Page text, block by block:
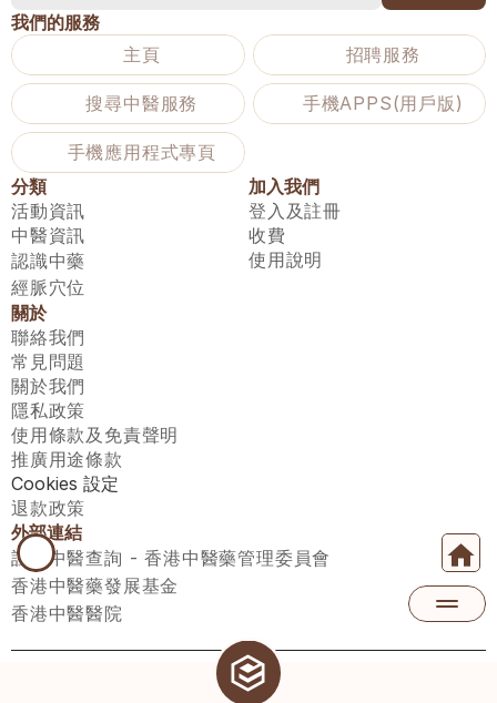
我們的服務
主頁
招聘服務
搜尋中醫服務 手機APPS(用戶版)
手機應用程式專頁
分類
活動資訊
中醫資訊
認識中藥
經脈穴位
加入我們
登入及註冊
收費
使用說明
關於
聯絡我們
常見問題
關於我們
隱私政策
使用條款及免責聲明
推廣用途條款
Cookies 設定
退款政策
外部連結
註冊中醫查詢 - 香港中醫藥管理委員會
香港中醫藥發展基金
香港中醫醫院
醫師匯有限公司 ECWAY LIMITED Copyright 2026© All rights